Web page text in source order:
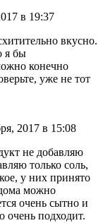
в 19:37
вкусно.
я бы
конечно
уже не тот
2017 в 15:08
не добавляю
только соль,
у них принято
можно
очень сытно и
очень подходит.